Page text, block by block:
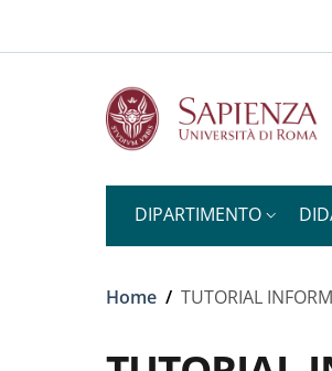
DIPARTIMENTO
Briciole di pane
Home / TUTORIAL